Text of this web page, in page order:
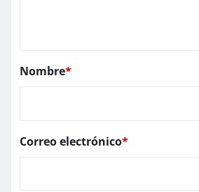
Nombre*
Correo electrónico*